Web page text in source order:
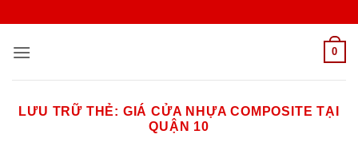
nội
0
LƯU TRỮ THẺ: GIÁ CỬA NHỰA COMPOSITE TẠI
QUẬN 10